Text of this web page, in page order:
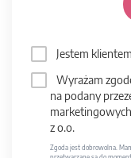
Jestem
Wyrażam
na podany
z o.o.
Zgoda jest dobrowolna.